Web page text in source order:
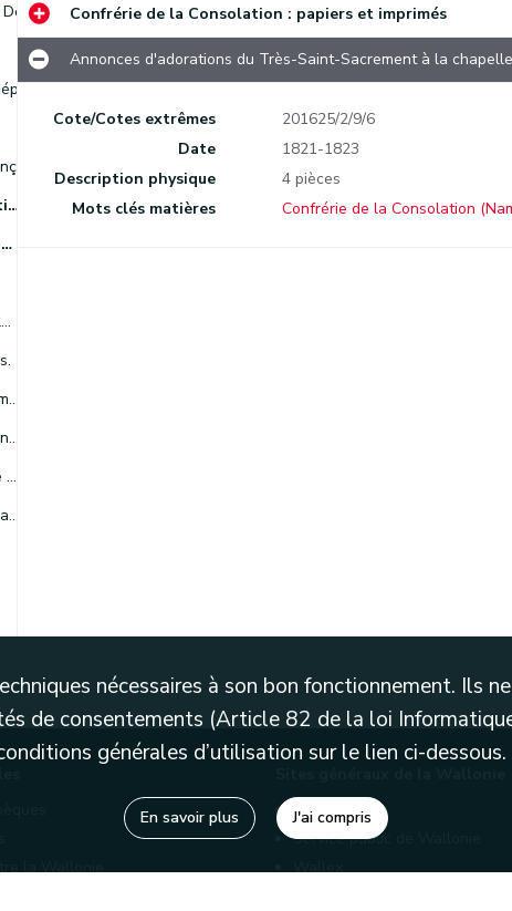
Invitation au service solennel dans la chapelle Saint-Jean Décollé pour le repos de l'âme de Monseigneur l'Évêque de Namur et président de la Confrérie.
Annonce de vente d'objets manufacturés à la prison, en dépôt chez le négociant M. Lemaitre, rue du Pont 467
Bibliographie médicale namuroise antérieure au 19ème siècle. Notes classées et relevées par le Docteur Paul Masoin
Dossier de demande de financement de la Commission des monuments auprès du ministre de l'Intérieur, pour la restauration du baptistère de Malonne.
Copie par le docteur Tihon des privilèges de Franc-Mesnil-en-Thiérache de 1613.
Abbayes namuroises du 18ème siècle, transcription annotée du voyage du moine cictercien de l'abbaye de Clairvaux, Dom Guyton, imparfaitement publiée dans le Messager des sciences historiques, par H. Schuermans.
Mémoire des événements funestes et remarquables arrivés aux namurois pendant le cours de l'an 1740. Copie de Ch. Angelroth.
Confrérie de la Consolation : papiers et imprimés
Annonces d'adorations du Très-Saint-Sacrement à la
Cote/Cotes extrêmes
201625/2/9/6
Date
1821-1823
Description physique
4 pièces
Mots clés matières
Confrérie de la Consolation
la Wallonie
Wallonie.be
Service public de Wallonie
Wallex
nécessaires à son bon fonctionnement. Ils
de consentements (Article 82 de la loi
générales d’utilisation sur le lien ci-dessous.
En savoir plus J'ai compris